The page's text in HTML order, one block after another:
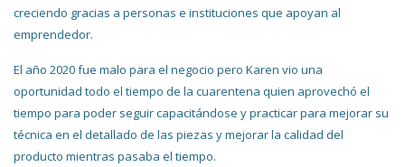
creciendo gracias a personas e instituciones que apoyan al
emprendedor.
El año 2020 fue malo para el negocio pero Karen vio una
oportunidad todo el tiempo de la cuarentena quien aprovechó el
tiempo para poder seguir capacitándose y practicar para mejorar su
técnica en el detallado de las piezas y mejorar la calidad del
producto mientras pasaba el tiempo.